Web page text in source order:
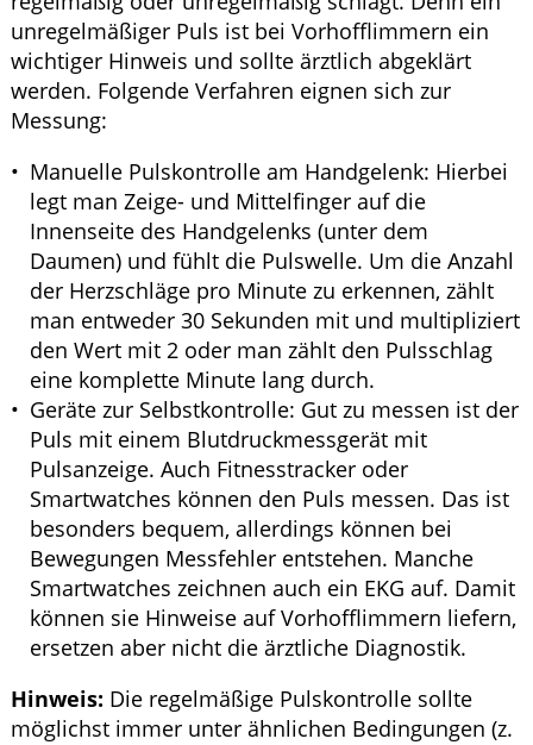
unregelmäßiger Puls ist bei Vorhofflimmern ein
wichtiger Hinweis und sollte ärztlich abgeklärt
werden. Folgende Verfahren eignen sich zur
Messung:
Manuelle Pulskontrolle am Handgelenk: Hierbei
legt man Zeige- und Mittelfinger auf die
Innenseite des Handgelenks (unter dem
Daumen) und fühlt die Pulswelle. Um die Anzahl
der Herzschläge pro Minute zu erkennen, zählt
man entweder 30 Sekunden mit und multipliziert
den Wert mit 2 oder man zählt den Pulsschlag
eine komplette Minute lang durch.
Geräte zur Selbstkontrolle: Gut zu messen ist der
Puls mit einem Blutdruckmessgerät mit
Pulsanzeige. Auch Fitnesstracker oder
Smartwatches können den Puls messen. Das ist
besonders bequem, allerdings können bei
Bewegungen Messfehler entstehen. Manche
Smartwatches zeichnen auch ein EKG auf. Damit
können sie Hinweise auf Vorhofflimmern liefern,
ersetzen aber nicht die ärztliche Diagnostik.
Hinweis: Die regelmäßige Pulskontrolle sollte
möglichst immer unter ähnlichen Bedingungen (z.